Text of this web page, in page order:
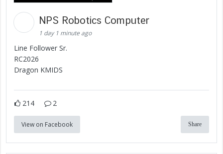
NPS Robotics Computer
1 day 1 minute ago
Line Follower Sr.
RC2026
Dragon KMIDS
214 2
View on Facebook Share